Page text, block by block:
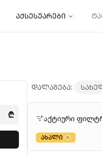
აქსესუარები
₾
დალაგება:
აქტიური
ახალი
Close
45₾/თვეში